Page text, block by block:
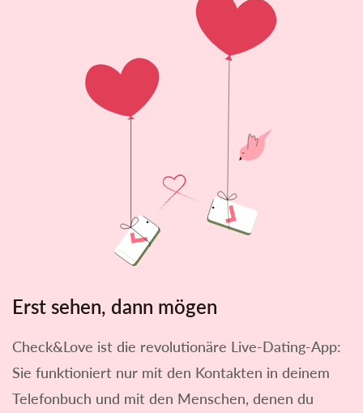
Erst sehen, dann mögen
Check&Love ist die revolutionäre Live-Dating-App:
Sie funktioniert nur mit den Kontakten in deinem
Telefonbuch und mit den Menschen, denen du